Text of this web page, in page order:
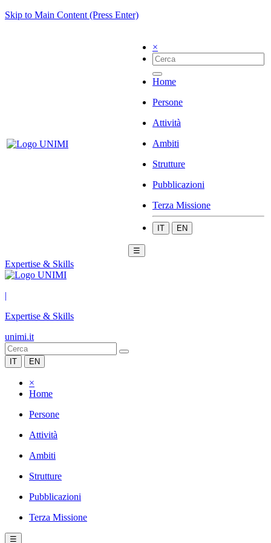
Skip to Main Content (Press Enter)
×
Home
Persone
Attività
Ambiti
Strutture
Pubblicazioni
Terza Missione
IT EN
☰
Expertise & Skills
|
Expertise & Skills
unimi.it
IT EN
×
Home
Persone
Attività
Ambiti
Strutture
Pubblicazioni
Terza Missione
☰